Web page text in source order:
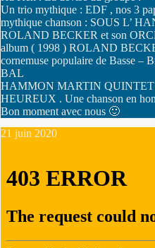
Un trio mythique : EDF , nos 3
mythique chanson : SOUS L’
ROLAND BECKER et son
album ( 1998 ) ROLAND
cornemuse populaire de Basse
BAL
HAMMON MARTIN QUINTET
HEUREUX . Une chanson en
Bon moment avec nous 🙂
21 juin 2020